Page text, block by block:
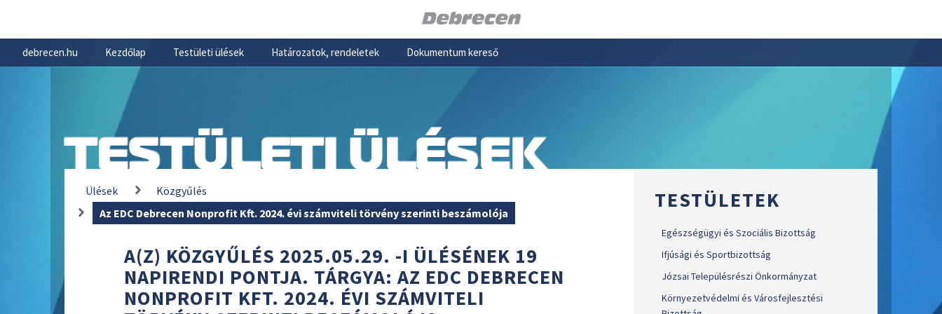
debrecen.hu Kezdőlap Testületi ülések Határozatok, rendeletek Dokumentum kereső
TESTÜLETI ÜLÉSEK
Ülések
Közgyűlés
Az EDC Debrecen Nonprofit Kft. 2024. évi számviteli törvény szerinti beszámolója
A(Z) KÖZGYŰLÉS 2025.05.29. -I ÜLÉSÉNEK 19
NAPIRENDI PONTJA. TÁRGYA: AZ EDC DEBRECEN
NONPROFIT KFT. 2024. ÉVI SZÁMVITELI
TESTÜLETEK
Egészségügyi és Szociális Bizottság
Ifjúsági és Sportbizottság
Józsai Településrészi Önkormányzat
Környezetvédelmi és Városfejlesztési